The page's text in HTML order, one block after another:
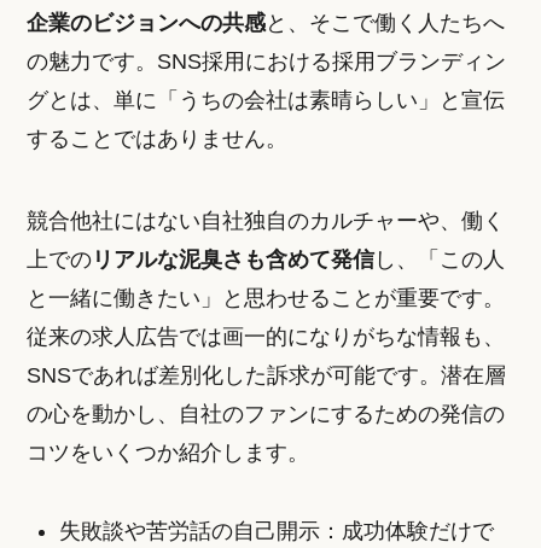
企業のビジョンへの共感と、そこで働く人たちへ
の魅力です。SNS採用における採用ブランディン
グとは、単に「うちの会社は素晴らしい」と宣伝
することではありません。
競合他社にはない自社独自のカルチャーや、働く
上での リアルな泥臭さも含めて発信し、「この人
と一緒に働きたい」と思わせることが重要です。
従来の求人広告では画一的になりがちな情報も、
SNSであれば差別化した訴求が可能です。潜在層
の心を動かし、自社のファンにするための発信の
コツをいくつか紹介します。
失敗談や苦労話の自己開示：成功体験だけで